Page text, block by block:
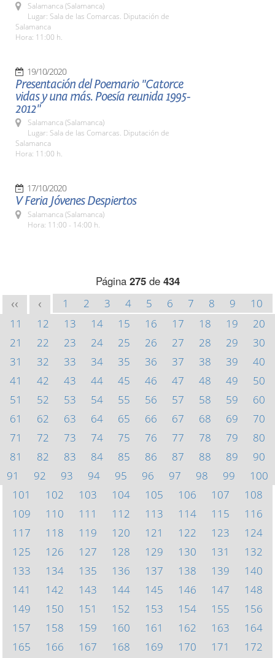
Salamanca (Salamanca)
Lugar: Sala de las Comarcas. Diputación de
Salamanca
Hora: 11:00 h.
19/10/2020
Presentación del Poemario "Catorce
vidas y una más. Poesía reunida 1995-
2012"
Salamanca (Salamanca)
Lugar: Sala de las Comarcas. Diputación de
Salamanca
Hora: 11:00 h.
17/10/2020
V Feria Jóvenes Despiertos
Salamanca (Salamanca)
Hora: 11:00 - 14:00 h.
Página 275de 434
<< < 1 2 3 4 5 6 7 8 9
10
11
12 13 14 15 16 17 18 19
20
21
22 23 24 25 26 27 28 29
30
31
32 33 34 35 36 37 38 39
40
41
42 43 44 45 46 47 48 49
50
51
52 53 54 55 56 57 58 59
60
61
62 63 64 65 66 67 68 69
70
71
72 73 74 75 76 77 78 79
80
81
82 83 84 85 86 87 88 89
90
91
92 93 94 95 96 97 98 99
100
101
102 103 104 105 106 107
108
109
110 111 112 113 114 115
116
117
118 119 120 121 122 123
124
125
126 127 128 129 130 131
132
133
134 135 136 137 138 139
140
141
142 143 144 145 146 147
148
149
150 151 152 153 154 155
156
157
158 159 160 161 162 163
164
165
166 167 168 169 170 171
172